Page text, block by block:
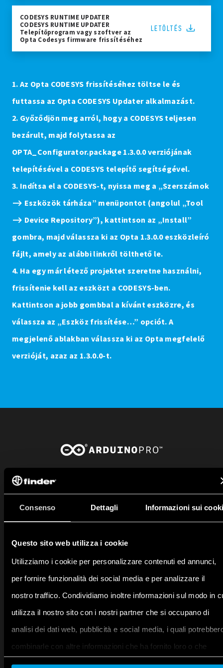
Consenso Dettagli Informazioni sui
Questo sito web utilizza i cookie
Utilizziamo i cookie per personalizzare contenuti ed annunci,
per fornire funzionalità dei social media e per analizzare il
nostro traffico. Condividiamo inoltre informazioni sul modo in
utilizza il nostro sito con i nostri partner che si occupano di
analisi dei dati web, pubblicità e social media, i quali
combinarle con altre informazioni che ha fornito loro o che
hanno raccolto dal suo utilizzo dei loro servizi. Acconsenta ai
CODESYS RUNTIME UPDATER
CODESYS RUNTIME UPDATER
Telepítőprogram vagy szoftver az
Opta Codesys firmware frissítéséhez
LETÖLTÉS
1. Az Opta CODESYS frissítéséhez töltse le és
futtassa az Opta CODESYS Updateralkalmazást.
2. Győződjön meg arról, hogy a CODESYS teljesen
bezárult, majd folytassa az
OPTA_Configurator.package 1.3.0.0 verziójának
telepítésével a CODESYS telepítő segítségével.
3. Indítsa el a CODESYS-t, nyissa meg a „Szerszámok
⟶ Eszközök tárháza” menüpontot (angolul „Tool
⟶ Device Repository”), kattintson az „Install”
gombra, majd válassza ki az Opta 1.3.0.0 eszközleíró
fájlt, amely az alábbi linkről tölthető le.
4. Ha egy már létező projektet szeretne használni,
frissítenie kell az eszközt a CODESYS-ben.
Kattintson a jobb gombbal a kívánt eszközre, és
válassza az „Eszköz frissítése…” opciót. A
megjelenő ablakban válassza ki az Opta megfelelő
verzióját, azaz az 1.3.0.0-t.
IDE Arduino
Windows
LETÖLTÉS
Windows
LETÖLTÉS
ZIP fájl
Windows